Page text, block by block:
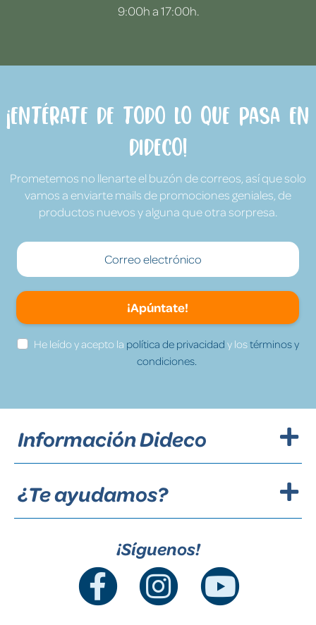
9:00h a 17:00h.
¡Entérate de todo lo que pasa en
Dideco!
Prometemos no llenarte el buzón de correos, así que solo
vamos a enviarte mails de promociones geniales, de
productos nuevos y alguna que otra sorpresa.
¡Apúntate!
He leído y acepto la política de privacidad y lostérminos y
condiciones.
Información Dideco
¿Te ayudamos?
¡Síguenos!